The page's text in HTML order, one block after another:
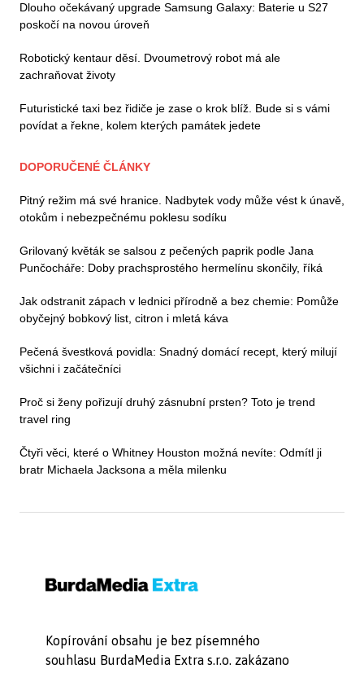
Dlouho očekávaný upgrade Samsung Galaxy: Baterie u S27
poskočí na novou úroveň
Robotický kentaur děsí. Dvoumetrový robot má ale
zachraňovat životy
Futuristické taxi bez řidiče je zase o krok blíž. Bude si s vámi
povídat a řekne, kolem kterých památek jedete
DOPORUČENÉ ČLÁNKY
Pitný režim má své hranice. Nadbytek vody může vést k únavě,
otokům i nebezpečnému poklesu sodíku
Grilovaný květák se salsou z pečených paprik podle Jana
Punčocháře: Doby prachsprostého hermelínu skončily, říká
Jak odstranit zápach v lednici přírodně a bez chemie: Pomůže
obyčejný bobkový list, citron i mletá káva
Pečená švestková povidla: Snadný domácí recept, který milují
všichni i začátečníci
Proč si ženy pořizují druhý zásnubní prsten? Toto je trend
travel ring
Čtyři věci, které o Whitney Houston možná nevíte: Odmítl ji
bratr Michaela Jacksona a měla milenku
Kopírování obsahu je bez písemného
souhlasu BurdaMedia Extra s.r.o. zakázano